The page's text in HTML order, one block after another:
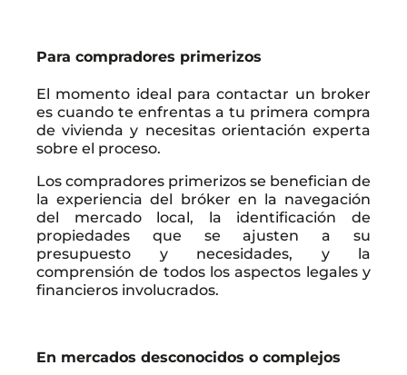
Para compradores primerizos
El momento ideal para contactar un broker
es cuando te enfrentas a tu primera compra
de vivienda y necesitas orientación experta
sobre el proceso.
Los compradores primerizos se benefician de
la experiencia del bróker en la navegación
del mercado local, la identificación de
propiedades que se ajusten a su
presupuesto y necesidades, y la
comprensión de todos los aspectos legales y
financieros involucrados.
En mercados desconocidos o complejos